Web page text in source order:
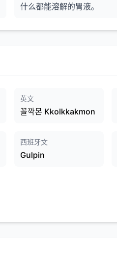
什么都能溶解的胃液。
英文
꼴깍몬 Kkolkkakmon
西班牙文
Gulpin